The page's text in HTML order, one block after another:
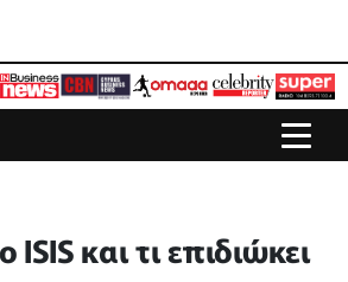
ISIS και τι επιδιώκει